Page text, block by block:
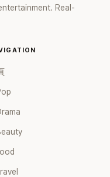
Real-